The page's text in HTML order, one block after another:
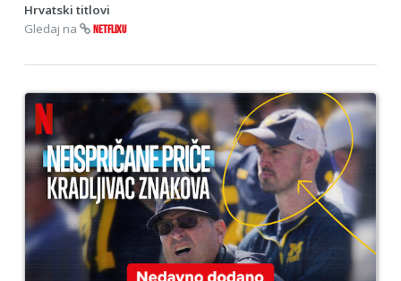
Hrvatski titlovi
Gledaj na
NETFLIXU